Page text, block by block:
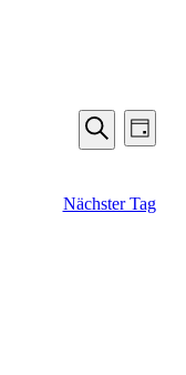
Suche
Suche
Tag
Nächster Tag